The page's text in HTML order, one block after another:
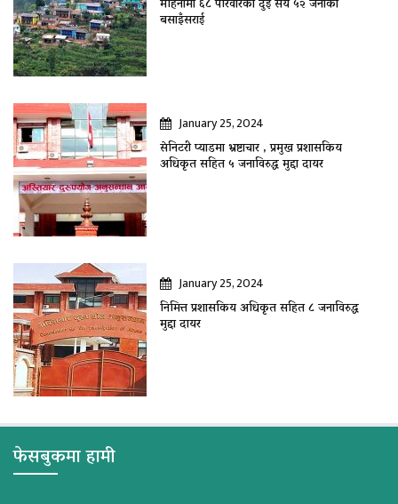
महिनामा ६८ परिवारका दुई सय ५२ जनाकाे
बसाइँसराई
January 25, 2024
सेनिटरी प्याडमा भ्रष्टाचार , प्रमुख प्रशासकिय
अधिकृत सहित ५ जनाविरुद्ध मुद्दा दायर
January 25, 2024
निमित्त प्रशासकिय अधिकृत सहित ८ जनाविरुद्ध
मुद्दा दायर
फेसबुकमा हामी